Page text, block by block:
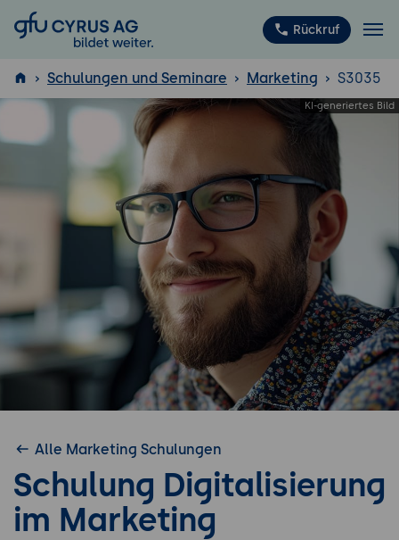
GFU Cyrus AG Rückruf
ISTQB
Schulungen und Seminare Marketing S3035
Alle Marketing Schulungen
Schulung Digitalisierung
im Marketing